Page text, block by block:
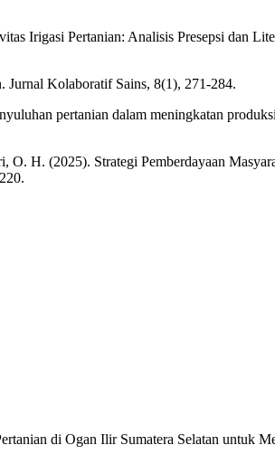
Irigasi Pertanian: Analisis Presepsi dan
Kolaboratif Sains, 8(1), 271-284.
pertanian dalam meningkatan
H. (2025). Strategi Pemberdayaan
di Ogan Ilir Sumatera Selatan untuk